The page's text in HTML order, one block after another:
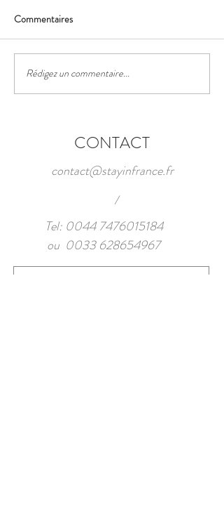
Découvrez l'histoire ancienne
d'Antibes
Commentaires
Rédigez un commentaire...
CONTACT
contact@stayinfrance.fr
/
Tel: 0044 7476015184
ou 0033 628654967